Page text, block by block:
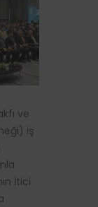
ve
iş
İtici